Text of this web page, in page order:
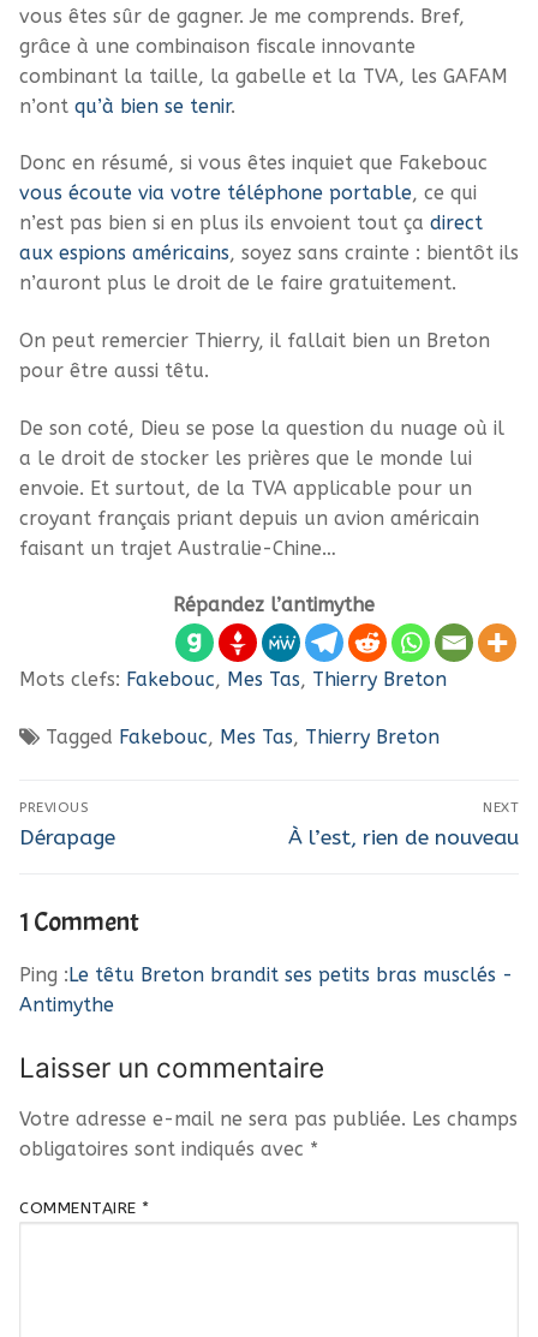
vous êtes sûr de gagner. Je me comprends. Bref,
grâce à une combinaison fiscale innovante
combinant la taille, la gabelle et la TVA, les GAFAM
n’ont qu’à bien se tenir.
Donc en résumé, si vous êtes inquiet que Fakebouc
vous écoute via votre téléphone portable, ce qui
n’est pas bien si en plus ils envoient tout ça direct
aux espions américains, soyez sans crainte : bientôt ils
n’auront plus le droit de le faire gratuitement.
On peut remercier Thierry, il fallait bien un Breton
pour être aussi têtu.
De son coté, Dieu se pose la question du nuage où il
a le droit de stocker les prières que le monde lui
envoie. Et surtout, de la TVA applicable pour un
croyant français priant depuis un avion américain
faisant un trajet Australie-Chine…
Répandez l’antimythe
Mots clefs: Fakebouc, Mes Tas, Thierry Breton
Tagged Fakebouc, Mes Tas, Thierry Breton
Navigation
de
PREVIOUS
Previous
Dérapage
NEXT
Next
À l’est, rien de nouveau
1 Comment
Ping :Le têtu Breton brandit ses petits bras musclés -
Antimythe
Laisser un commentaire
Votre adresse e-mail ne sera pas publiée. Les champs
obligatoires sont indiqués avec *
COMMENTAIRE *